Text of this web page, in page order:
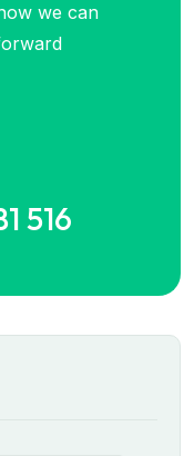
we can
516